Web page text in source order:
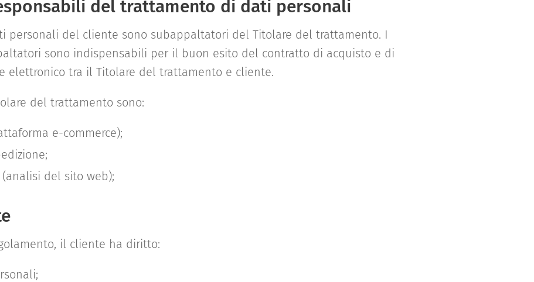
del trattamento di dati personali
personali del cliente sono subappaltatori del Titolare del trattamento. I
sono indispensabili per il buon esito del contratto di acquisto e di
elettronico tra il Titolare del trattamento e cliente.
del trattamento sono:
e-commerce);
(analisi del sito web);
il cliente ha diritto: